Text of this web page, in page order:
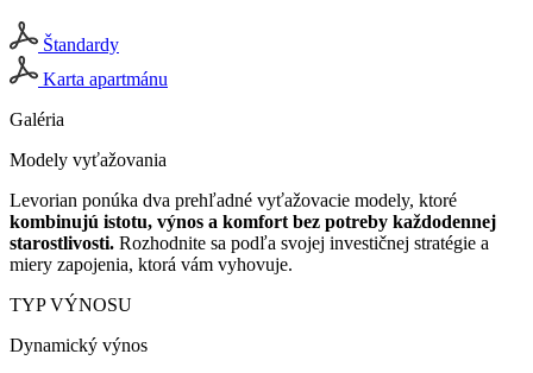
Štandardy
Karta apartmánu
Galéria
Modely vyťažovania
Levorian ponúka dva prehľadné vyťažovacie modely, ktoré
kombinujú istotu, výnos a komfort bez potreby každodennej
starostlivosti. Rozhodnite sa podľa svojej investičnej stratégie a
miery zapojenia, ktorá vám vyhovuje.
TYP VÝNOSU
Dynamický výnos